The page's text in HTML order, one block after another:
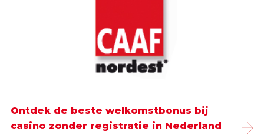
Ontdek de beste welkomstbonus bij
casino zonder registratie in Nederland